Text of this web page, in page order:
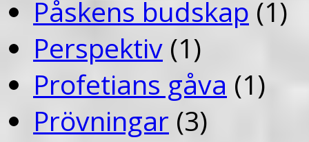
Påskens budskap (1)
Perspektiv (1)
Profetians gåva (1)
Prövningar (3)